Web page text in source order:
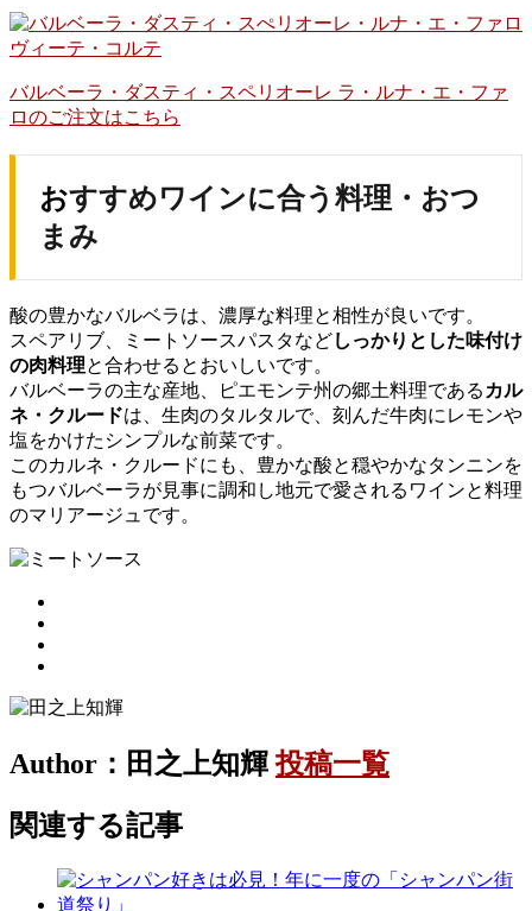
バルベーラ・ダスティ・スペリオーレ ラ・ルナ・エ・ファ
ロのご注文はこちら
おすすめワインに合う料理・おつ
まみ
酸の豊かなバルベラは、濃厚な料理と相性が良いです。
スペアリブ、ミートソースパスタなどしっかりとした味付け
の肉料理と合わせるとおいしいです。
バルベーラの主な産地、ピエモンテ州の郷土料理である カル
ネ・クルードは、生肉のタルタルで、刻んだ牛肉にレモンや
塩をかけたシンプルな前菜です。
このカルネ・クルードにも、豊かな酸と穏やかなタンニンを
もつバルベーラが見事に調和し地元で愛されるワインと料理
のマリアージュです。
Author：田之上知輝投稿一覧
関連する記事